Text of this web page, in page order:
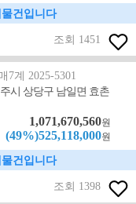
건입니다
조회 1451
7계 2025-5301
시 상당구 남일면 효촌
1,071,670,560원
(49%)525,118,000원
건입니다
조회 1398